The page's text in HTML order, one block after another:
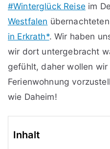
#Winterglück Reiseim
Westfalen
in Erkrath*. Wir haben
wir dort untergebracht
gefühlt, daher wollen
Ferienwohnung
wie Daheim!
Inhalt